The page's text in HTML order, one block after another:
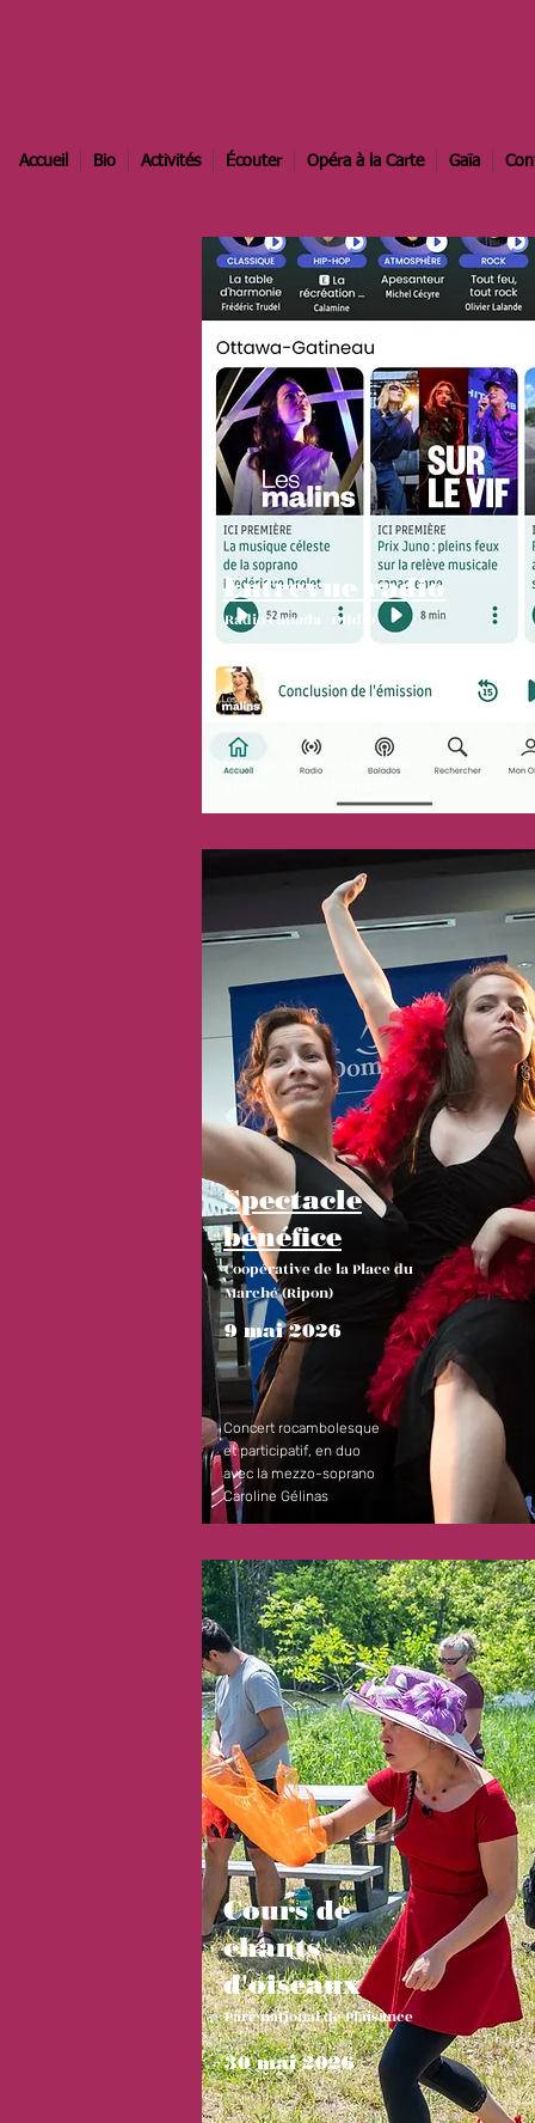
Accueil Bio Activités Écouter Opéra à la Carte Gaïa
Entrevue radio
Radio-Canada / OHdio
21 mars 2026
Entrevue de 50 minutes
Spectacle
bénéfice
Coopérative de la Place du
Marché (Ripon)
9 mai 2026
Concert rocambolesque
et participatif, en duo
avec la mezzo-soprano
Caroline Gélinas
Cours de
chants
d'oiseaux
Parc national de Plaisance
30 mai 2026